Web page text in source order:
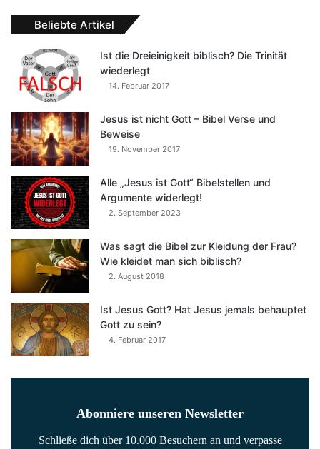
Beliebte Artikel
Ist die Dreieinigkeit biblisch? Die Trinität
wiederlegt
14. Februar 2017
Jesus ist nicht Gott – Bibel Verse und
Beweise
19. November 2017
Alle „Jesus ist Gott“ Bibelstellen und
Argumente widerlegt!
2. September 2023
Was sagt die Bibel zur Kleidung der Frau?
Wie kleidet man sich biblisch?
2. August 2018
Ist Jesus Gott? Hat Jesus jemals behauptet
Gott zu sein?
4. Februar 2017
Abonniere unseren Newsletter
Schließe dich über 10.000 Besuchern an und verpasse